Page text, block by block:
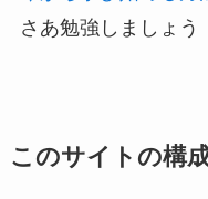
さあ勉強しましょう
このサイトの構